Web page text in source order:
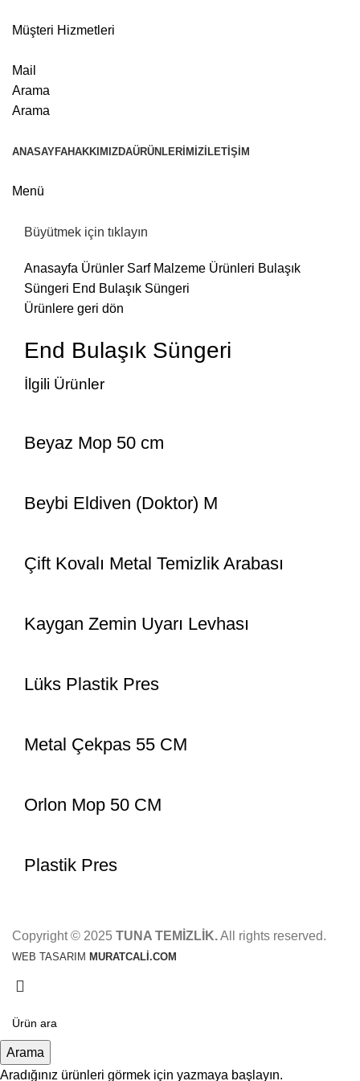
Müşteri Hizmetleri
Mail
Arama
Arama
ANASAYFAHAKKIMIZDAÜRÜNLERIMIZ İLETIŞIM
Menü
Büyütmek için tıklayın
Anasayfa Ürünler Sarf Malzeme Ürünleri Bulaşık
Süngeri End Bulaşık Süngeri
Ürünlere geri dön
End Bulaşık Süngeri
İlgili Ürünler
Beyaz Mop 50 cm
Beybi Eldiven (Doktor) M
Çift Kovalı Metal Temizlik Arabası
Kaygan Zemin Uyarı Levhası
Lüks Plastik Pres
Metal Çekpas 55 CM
Orlon Mop 50 CM
Plastik Pres
Copyright © 2025 TUNA TEMİZLİK.All rights reserved.
WEB TASARIM MURATCALİ.COM
Arama
Aradığınız ürünleri görmek için yazmaya başlayın.